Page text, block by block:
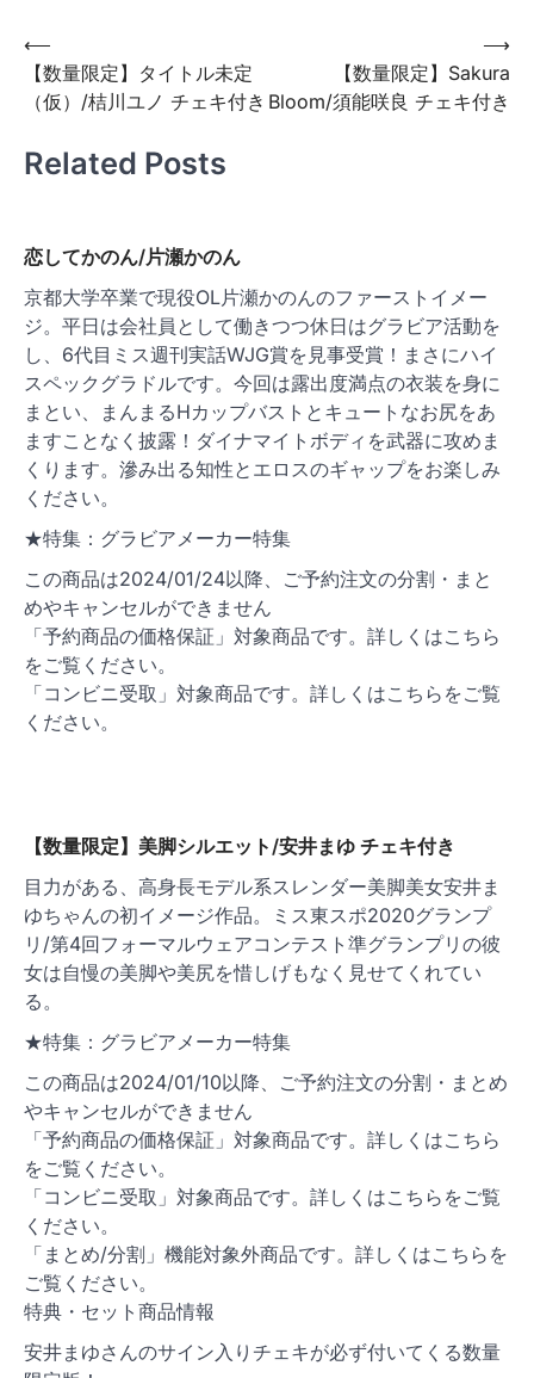
投
稿
ナ
ビ
シ
ョ
ン
⟵
【数量限定】タイトル未定
（仮）/桔川ユノ チェキ付き
【数量限定】Sakura
Bloom/須能咲良 チェキ付き
⟶
Related Posts
恋してかのん/片瀬かのん
京都大学卒業で現役OL片瀬かのんのファーストイメー
ジ。平日は会社員として働きつつ休日はグラビア活動を
し、6代目ミス週刊実話WJG賞を見事受賞！まさにハイ
スペックグラドルです。今回は露出度満点の衣装を身に
まとい、まんまるHカップバストとキュートなお尻をあ
ますことなく披露！ダイナマイトボディを武器に攻めま
くります。滲み出る知性とエロスのギャップをお楽しみ
ください。
★特集：グラビアメーカー特集
この商品は2024/01/24以降、ご予約注文の分割・まと
めやキャンセルができません
「予約商品の価格保証」対象商品です。詳しくはこちら
をご覧ください。
「コンビニ受取」対象商品です。詳しくはこちらをご覧
ください。
【数量限定】美脚シルエット/安井まゆ チェキ付き
目力がある、高身長モデル系スレンダー美脚美女安井ま
ゆちゃんの初イメージ作品。ミス東スポ2020グランプ
リ/第4回フォーマルウェアコンテスト準グランプリの彼
女は自慢の美脚や美尻を惜しげもなく見せてくれてい
る。
★特集：グラビアメーカー特集
この商品は2024/01/10以降、ご予約注文の分割・まとめ
やキャンセルができません
「予約商品の価格保証」対象商品です。詳しくはこちら
をご覧ください。
「コンビニ受取」対象商品です。詳しくはこちらをご覧
ください。
「まとめ/分割」機能対象外商品です。詳しくはこちらを
ご覧ください。
特典・セット商品情報
安井まゆさんのサイン入りチェキが必ず付いてくる数量